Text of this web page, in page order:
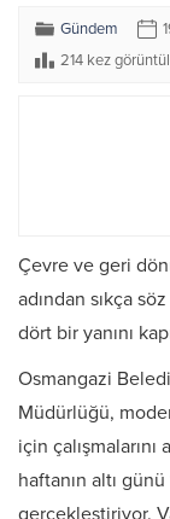
Gündem
214 kez
Çevre ve geri
adından sıkça
dört bir yanını
Osmangazi
Müdürlüğü,
için
haftanın altı